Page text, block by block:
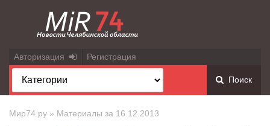
Авторизация Регистрация
Поиск
Мир74.ру » Материалы за 16.12.2013